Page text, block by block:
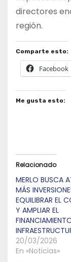
directores
región.
Comparte esto:
Facebook
Me gusta esto:
Relacionado
MERLO BUSCA
MÁS
EQUILIBRAR EL
Y AMPLIAR EL
20/03/2026
En «Noticias»